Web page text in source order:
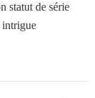
statut de série
intrigue